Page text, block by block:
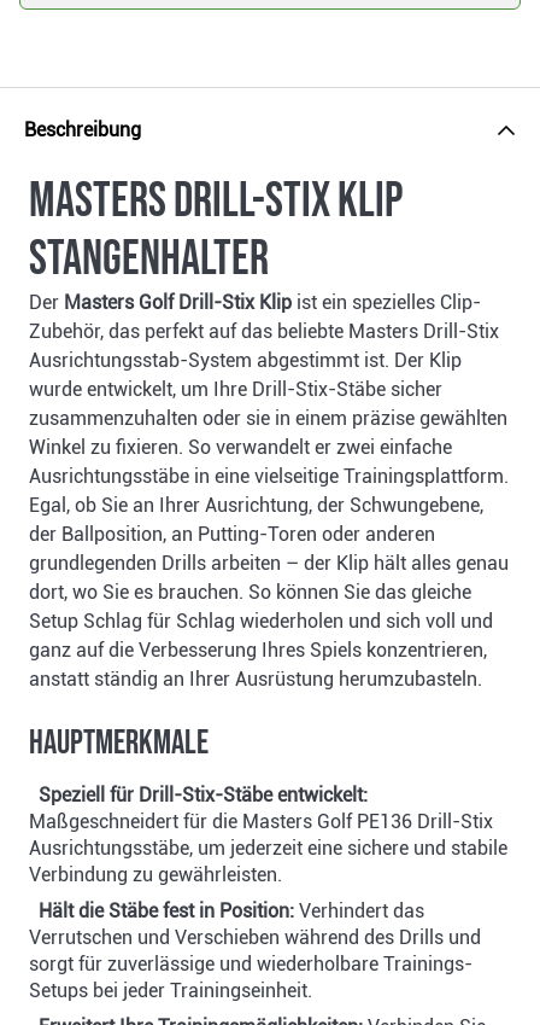
Beschreibung
Masters Drill-Stix Klip
Stangenhalter
Der Masters Golf Drill-Stix Klip ist ein spezielles Clip-
Zubehör, das perfekt auf das beliebte Masters Drill-Stix
Ausrichtungsstab-System abgestimmt ist. Der Klip
wurde entwickelt, um Ihre Drill-Stix-Stäbe sicher
zusammenzuhalten oder sie in einem präzise gewählten
Winkel zu fixieren. So verwandelt er zwei einfache
Ausrichtungsstäbe in eine vielseitige Trainingsplattform.
Egal, ob Sie an Ihrer Ausrichtung, der Schwungebene,
der Ballposition, an Putting-Toren oder anderen
grundlegenden Drills arbeiten – der Klip hält alles genau
dort, wo Sie es brauchen. So können Sie das gleiche
Setup Schlag für Schlag wiederholen und sich voll und
ganz auf die Verbesserung Ihres Spiels konzentrieren,
anstatt ständig an Ihrer Ausrüstung herumzubasteln.
Hauptmerkmale
Speziell für Drill-Stix-Stäbe entwickelt:
Maßgeschneidert für die Masters Golf PE136 Drill-Stix
Ausrichtungsstäbe, um jederzeit eine sichere und stabile
Verbindung zu gewährleisten.
Hält die Stäbe fest in Position: Verhindert das
Verrutschen und Verschieben während des Drills und
sorgt für zuverlässige und wiederholbare Trainings-
Setups bei jeder Trainingseinheit.